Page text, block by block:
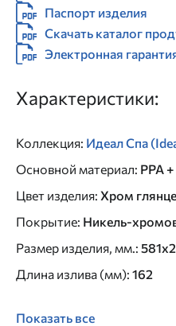
Паспорт изделия
Скачать каталог
Электронная
Характеристики:
Коллекция: Идеал Спа
Основной материал: PPA
Цвет изделия: Хром
Покрытие: Никель-
Размер изделия, мм.:
Длина излива (мм): 162
Показать все